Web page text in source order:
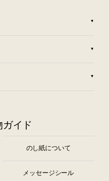
ガイド
のし紙について
メッセージシール